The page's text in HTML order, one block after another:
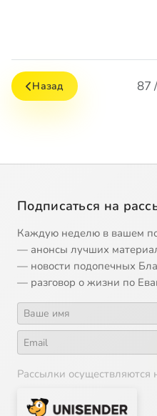
Назад 87
Подписаться на
Каждую неделю в вашем
— анонсы лучших
— новости подопечных
— разговор о жизни по
Рассылки осуществляются